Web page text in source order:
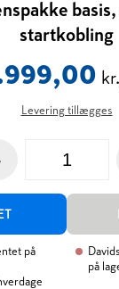
startkobling
Levering tillægges
på
på